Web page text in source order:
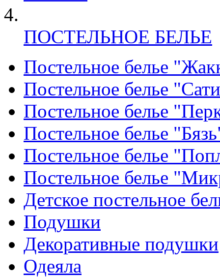
ПОСТЕЛЬНОЕ БЕЛЬЕ
Постельное белье
Постельное белье
Постельное белье
Постельное белье
Постельное белье
Постельное белье
Детское постельное
Подушки
Декоративные подушки
Одеяла